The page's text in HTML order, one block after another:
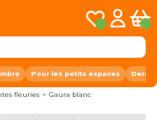
Mes listes
Mon
Pour les petits espaces
fleuries > Gaura blanc